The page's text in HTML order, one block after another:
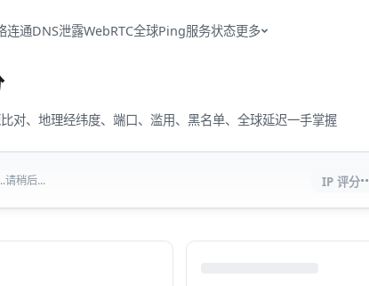
连通DNS泄露WebRTC全球Ping服务状态更多
对、地理经纬度、端口、滥用、黑名单、全球延迟一手掌握
请稍后... IP 评分··